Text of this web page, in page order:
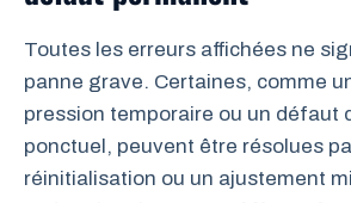
Toutes les erreurs affichées ne
panne grave. Certaines, comme
pression temporaire ou un défaut
ponctuel, peuvent être résolues
réinitialisation ou un ajustement